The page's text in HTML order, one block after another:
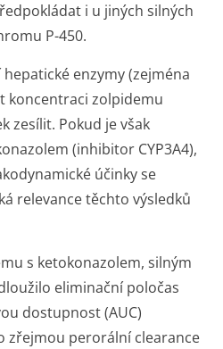
i u jiných silných
P-450.
enzymy (zejména
koncentraci zolpidemu
zesílit. Pokud je však
(inhibitor CYP3A4),
účinky se
relevance těchto výsledků
s ketokonazolem, silným
eliminační poločas
dostupnost (AUC)
zřejmou perorální clearance